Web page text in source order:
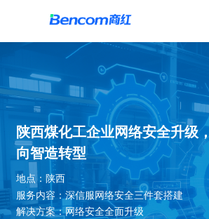
陕西煤化工企业网络安全升级
向智造转型
地点：陕西
服务内容：深信服网络安全三件套搭建
解决方案：网络安全全面升级